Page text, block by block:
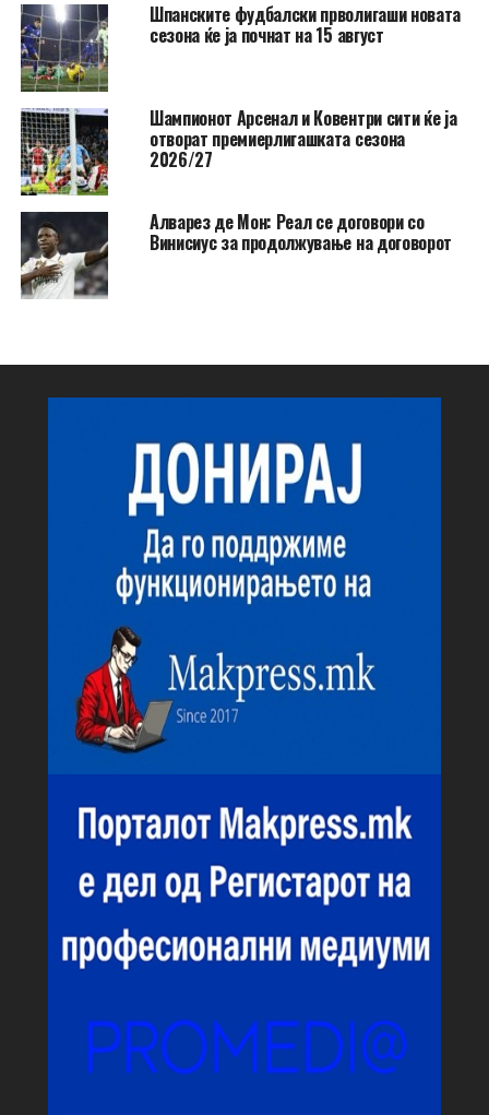
Шпанските фудбалски прволигаши новата
сезона ќе ја почнат на 15 август
Шампионот Арсенал и Ковентри сити ќе ја
отворат премиерлигашката сезона
2026/27
Алварез де Мон: Реал се договори со
Винисиус за продолжување на договорот